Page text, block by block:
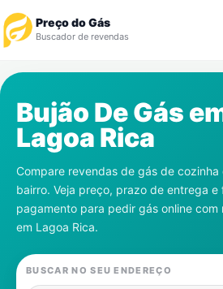
Preço do Gás
Buscador de revendas
Revendedor
Notícias
Cadastre-se
Gás
Bujão De Gás
Lagoa Rica
Compare revendas de gás de cozinha
bairro. Veja preço, prazo de entrega e
pagamento para pedir gás online
em Lagoa Rica.
BUSCAR NO SEU ENDEREÇO